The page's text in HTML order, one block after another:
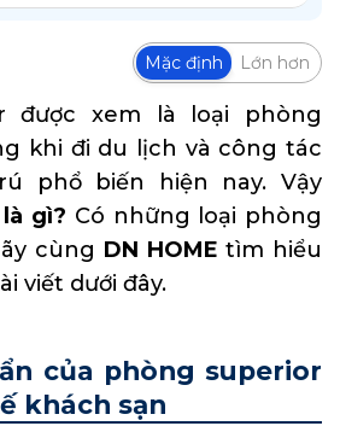
Mặc định Lớn hơn
được xem là loại phòng
khi đi du lịch và công tác
phổ biến hiện nay. Vậy
gì? Có những loại phòng
cùng DN HOME tìm hiểu
viết dưới đây.
của phòng superior
khách sạn